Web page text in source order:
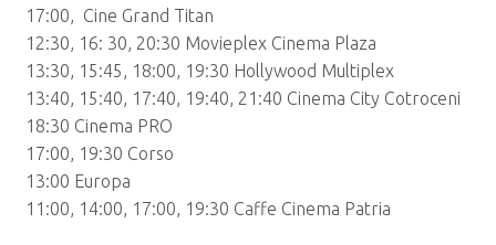
17:00, Cine Grand Titan
12:30, 16: 30, 20:30 Movieplex Cinema Plaza
13:30, 15:45, 18:00, 19:30 Hollywood Multiplex
13:40, 15:40, 17:40, 19:40, 21:40 Cinema City Cotroceni
18:30 Cinema PRO
17:00, 19:30 Corso
13:00 Europa
11:00, 14:00, 17:00, 19:30 Caffe Cinema Patria